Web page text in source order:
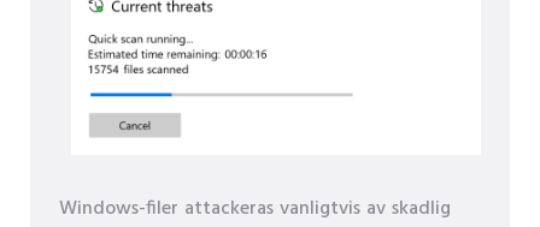
Windows-filer attackeras vanligtvis av skadlig